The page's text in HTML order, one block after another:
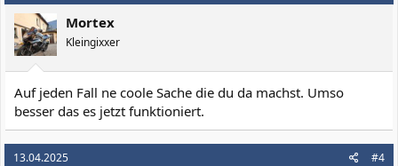
Mortex
Kleingixxer
Auf jeden Fall ne coole Sache die du da machst. Umso
besser das es jetzt funktioniert.
13.04.2025 #4